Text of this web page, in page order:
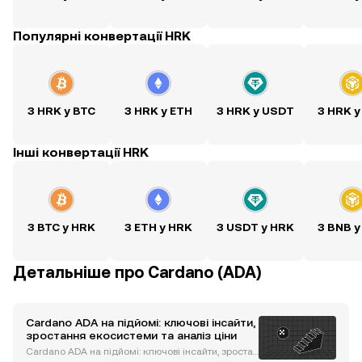
Популярні конвертації HRK
З HRK у BTC З HRK у ETH З HRK у USDT З HRK
Інші конвертації HRK
З BTC у HRK З ETH у HRK З USDT у HRK З BNB
Детальніше про Cardano (ADA)
Cardano ADA на підйомі: ключові інсайти,
зростання екосистеми та аналіз ціни
Cardano ADA на підйомі: ключові інсайти, зростан